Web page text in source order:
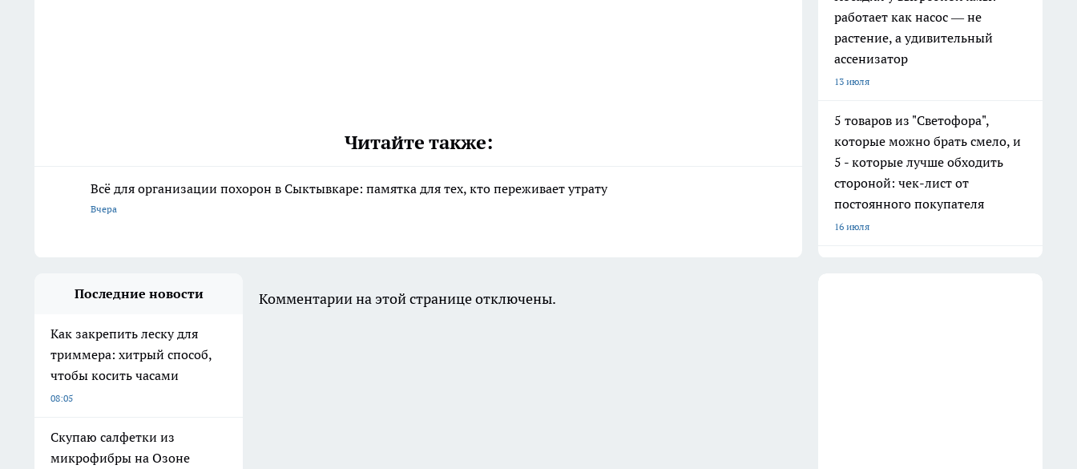
Читайте также:
Всё для организации похорон в Сыктывкаре: памятка для тех, кто переживает утрату
Вчера
работает как насос — не
растение, а удивительный
ассенизатор
13 июля
5 товаров из "Светофора",
которые можно брать смело, и
5 - которые лучше обходить
стороной: чек-лист от
постоянного покупателя
16 июля
Последние новости
Как закрепить леску для
триммера: хитрый способ,
чтобы косить часами
08:05
Скупаю салфетки из
микрофибры на Озоне
Комментарии на этой странице отключены.